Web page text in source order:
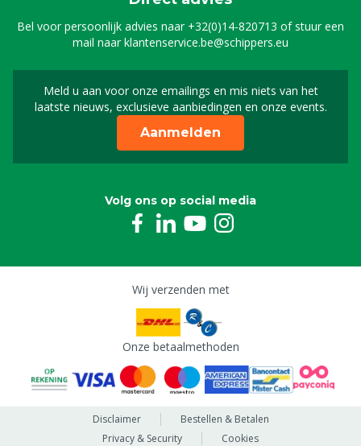
Bel voor persoonlijk advies naar +32(0)14-820713 of stuur een
mail naarklantenservice.be@schippers.eu
Meld u aan voor onze emailings en mis niets van het
laatste nieuws, exclusieve aanbiedingen en onze events.
Meld u aan voor onze
Aanmelden
Volg ons op social media
Wij verzenden met
Onze betaalmethoden
Disclaimer
Bestellen & Betalen
Privacy & Security
Cookies